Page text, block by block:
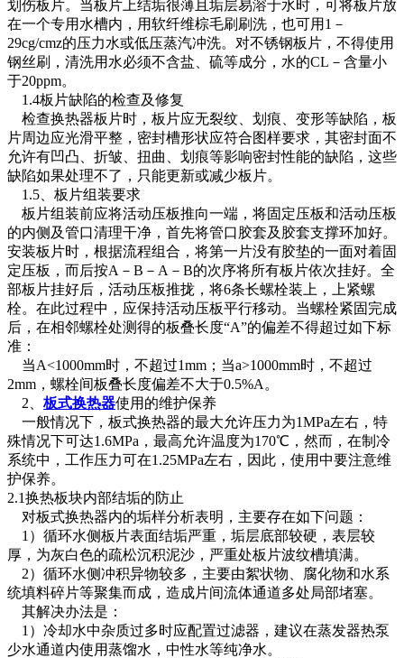
划伤板片。当板片上结垢很薄且垢层易溶于水时，可将板片放
在一个专用水槽内，用软纤维棕毛刷刷洗，也可用1－
29cg/cmz的压力水或低压蒸汽冲洗。对不锈钢板片，不得使用
钢丝刷，清洗用水必须不含盐、硫等成分，水的CL－含量小
于20ppm。
1.4板片缺陷的检查及修复
检查换热器板片时，板片应无裂纹、划痕、变形等缺陷，板
片周边应光滑平整，密封槽形状应符合图样要求，其密封面不
允许有凹凸、折皱、扭曲、划痕等影响密封性能的缺陷，这些
缺陷如果处理不了，只能更新或减少板片。
1.5、板片组装要求
板片组装前应将活动压板推向一端，将固定压板和活动压板
的内侧及管口清理干净，首先将管口胶套及胶套支撑环加好。
安装板片时，根据流程组合，将第一片没有胶垫的一面对着固
定压板，而后按A－B－A－B的次序将所有板片依次挂好。全
部板片挂好后，活动压板推拢，将6条长螺栓装上，上紧螺
栓。在此过程中，应保持活动压板平行移动。当螺栓紧固完成
后，在相邻螺栓处测得的板叠长度“A”的偏差不得超过如下标
准：
当A<1000mm时，不超过1mm；当a>1000mm时，不超过
2mm，螺栓间板叠长度偏差不大于0.5%A。
2、 板式换热器使用的维护保养
一般情况下，板式换热器的最大允许压力为1MPa左右，特
殊情况下可达1.6MPa，最高允许温度为170℃，然而，在制冷
系统中，工作压力可在1.25MPa左右，因此，使用中要注意维
护保养。
2.1换热板块内部结垢的防止
对板式换热器内的垢样分析表明，主要存在如下问题：
1）循环水侧板片表面结垢严重，垢层底部较硬，表层较
厚，为灰白色的疏松沉积泥沙，严重处板片波纹槽填满。
2）循环水侧冲积异物较多，主要由絮状物、腐化物和水系
统填料碎片等聚集而成，造成片间流体通道多处局部堵塞。
其解决办法是：
1）冷却水中杂质过多时应配置过滤器，建议在蒸发器热泵
少水通道内使用蒸馏水，中性水等纯净水。